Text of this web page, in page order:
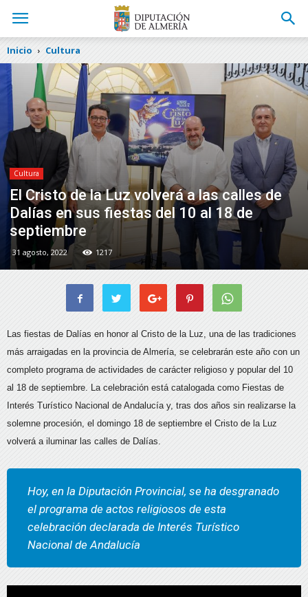
Inicio Cultura
Cultura
El Cristo de la Luz volverá a las calles de
Dalías en sus fiestas del 10 al 18 de
septiembre
31 agosto, 2022 1217
Las fiestas de Dalías en honor al Cristo de la Luz, una de las tradiciones
más arraigadas en la provincia de Almería, se celebrarán este año con un
completo programa de actividades de carácter religioso y popular del 10
al 18 de septiembre. La celebración está catalogada como Fiestas de
Interés Turístico Nacional de Andalucía y, tras dos años sin realizarse la
solemne procesión, el domingo 18 de septiembre el Cristo de la Luz
volverá a iluminar las calles de Dalías.
Hoy, en la Diputación Provincial, se ha desgranado
el programa de actos religiosos de esta
celebración declarada de Interés Turístico
Nacional de Andalucía